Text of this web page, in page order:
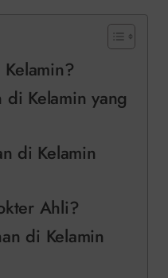
di Kelamin yang
di Kelamin
Ahli?
di Kelamin